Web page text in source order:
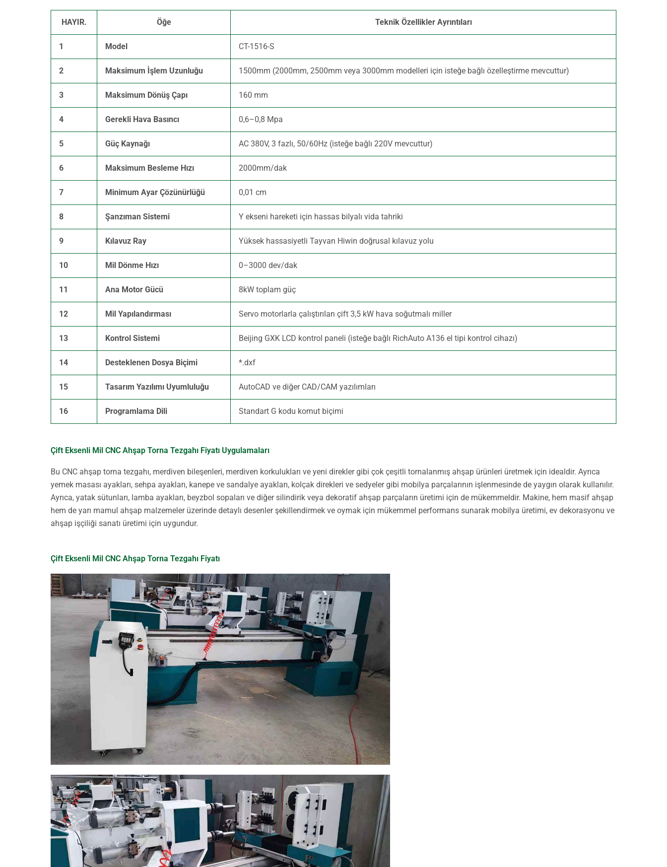
HAYIR. Öğe Teknik Özellikler Ayrıntıları
1 Model CT-1516-S
2 Maksimum İşlem Uzunluğu 1500mm (2000mm, 2500mm veya 3000mm modelleri için isteğe bağlı özelleştirme mevcuttur)
3 Maksimum Dönüş Çapı 160 mm
4 Gerekli Hava Basıncı 0,6–0,8 Mpa
5 Güç Kaynağı AC 380V, 3 fazlı, 50/60Hz (isteğe bağlı 220V mevcuttur)
6 Maksimum Besleme Hızı 2000mm/dak
7 Minimum Ayar Çözünürlüğü 0,01 cm
8 Şanzıman Sistemi Y ekseni hareketi için hassas bilyalı vida tahriki
9 Kılavuz Ray Yüksek hassasiyetli Tayvan Hiwin doğrusal kılavuz yolu
10 Mil Dönme Hızı 0–3000 dev/dak
11 Ana Motor Gücü 8kW toplam güç
12 Mil Yapılandırması Servo motorlarla çalıştırılan çift 3,5 kW hava soğutmalı miller
13 Kontrol Sistemi Beijing GXK LCD kontrol paneli (isteğe bağlı RichAuto A136 el tipi kontrol cihazı)
14 Desteklenen Dosya Biçimi *.dxf
15 Tasarım Yazılımı Uyumluluğu AutoCAD ve diğer CAD/CAM yazılımları
16 Programlama Dili Standart G kodu komut biçimi
Çift Eksenli Mil CNC Ahşap Torna Tezgahı Fiyatı Uygulamaları
Bu CNC ahşap torna tezgahı, merdiven bileşenleri, merdiven korkulukları ve yeni direkler gibi çok çeşitli tornalanmış ahşap ürünleri üretmek için idealdir. Ayrıca
yemek masası ayakları, sehpa ayakları, kanepe ve sandalye ayakları, kolçak direkleri ve sedyeler gibi mobilya parçalarının işlenmesinde de yaygın olarak kullanılır.
Ayrıca, yatak sütunları, lamba ayakları, beyzbol sopaları ve diğer silindirik veya dekoratif ahşap parçaların üretimi için de mükemmeldir. Makine, hem masif ahşap
hem de yarı mamul ahşap malzemeler üzerinde detaylı desenler şekillendirmek ve oymak için mükemmel performans sunarak mobilya üretimi, ev dekorasyonu ve
ahşap işçiliği sanatı üretimi için uygundur.
Çift Eksenli Mil CNC Ahşap Torna Tezgahı Fiyatı